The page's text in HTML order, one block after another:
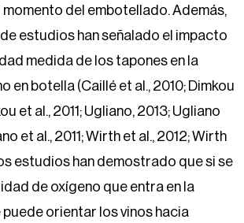
momento del embotellado. Además,
estudios han señalado el impacto
medida de los tapones en la
en botella (Caillé et al., 2010; Dimkou
et al., 2011; Ugliano, 2013; Ugliano
et al., 2011; Wirth et al., 2012; Wirth
estudios han demostrado que si se
de oxígeno que entra en la
orientar los vinos hacia